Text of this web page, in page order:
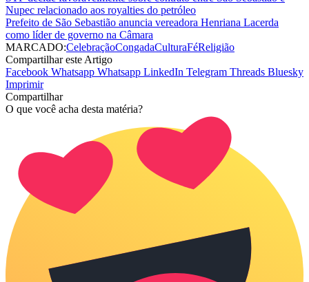
Nupec relacionado aos royalties do petróleo
Prefeito de São Sebastião anuncia vereadora Henriana Lacerda
como líder de governo na Câmara
MARCADO:CelebraçãoCongadaCulturaFéReligião
Compartilhar este Artigo
Facebook Whatsapp Whatsapp LinkedIn Telegram Threads Bluesky
Imprimir
Compartilhar
O que você acha desta matéria?